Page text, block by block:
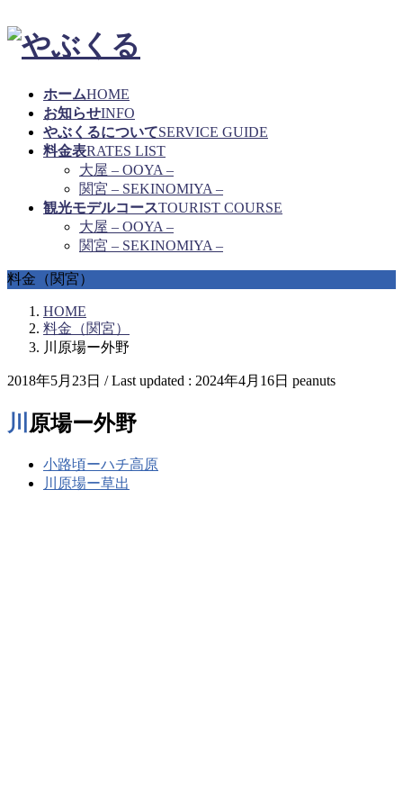
ホームHOME
お知らせINFO
やぶくるについてSERVICE GUIDE
料金表RATES LIST
大屋 – OOYA –
関宮 – SEKINOMIYA –
観光モデルコースTOURIST COURSE
大屋 – OOYA –
関宮 – SEKINOMIYA –
料金（関宮）
HOME
料金（関宮）
川原場ー外野
2018年5月23日 / Last updated : 2024年4月16日 peanuts
川原場ー外野
小路頃ーハチ高原
川原場ー草出